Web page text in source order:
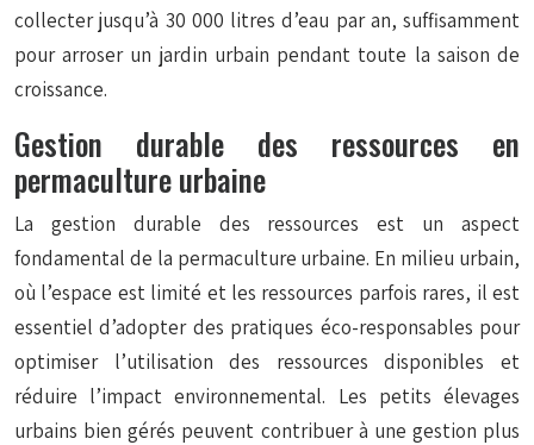
collecter jusqu’à 30 000 litres d’eau par an, suffisamment
pour arroser un jardin urbain pendant toute la saison de
croissance.
Gestion durable des ressources en
permaculture urbaine
La gestion durable des ressources est un aspect
fondamental de la permaculture urbaine. En milieu urbain,
où l’espace est limité et les ressources parfois rares, il est
essentiel d’adopter des pratiques éco-responsables pour
optimiser l’utilisation des ressources disponibles et
réduire l’impact environnemental. Les petits élevages
urbains bien gérés peuvent contribuer à une gestion plus